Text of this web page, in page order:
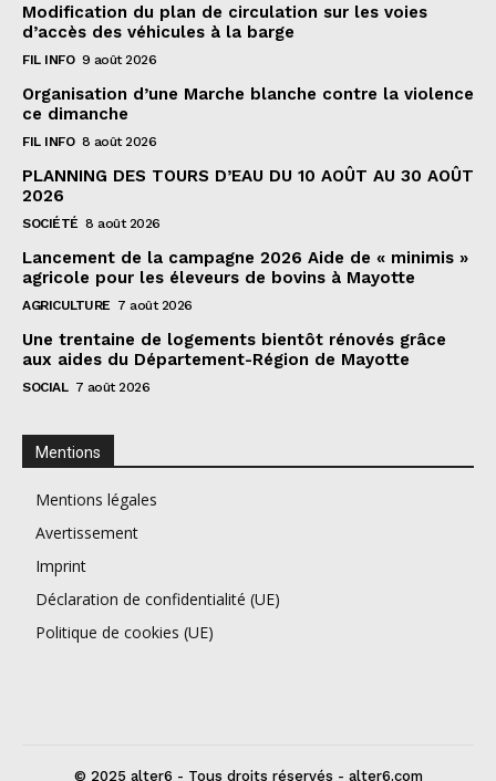
Modification du plan de circulation sur les voies
d’accès des véhicules à la barge
FIL INFO 9 août 2026
Organisation d’une Marche blanche contre la violence
ce dimanche
FIL INFO 8 août 2026
PLANNING DES TOURS D’EAU DU 10 AOÛT AU 30 AOÛT
2026
SOCIÉTÉ 8 août 2026
Lancement de la campagne 2026 Aide de « minimis »
agricole pour les éleveurs de bovins à Mayotte
AGRICULTURE 7 août 2026
Une trentaine de logements bientôt rénovés grâce
aux aides du Département-Région de Mayotte
SOCIAL 7 août 2026
Mentions
Mentions légales
Avertissement
Imprint
Déclaration de confidentialité (UE)
Politique de cookies (UE)
© 2025 alter6 - Tous droits réservés - alter6.com